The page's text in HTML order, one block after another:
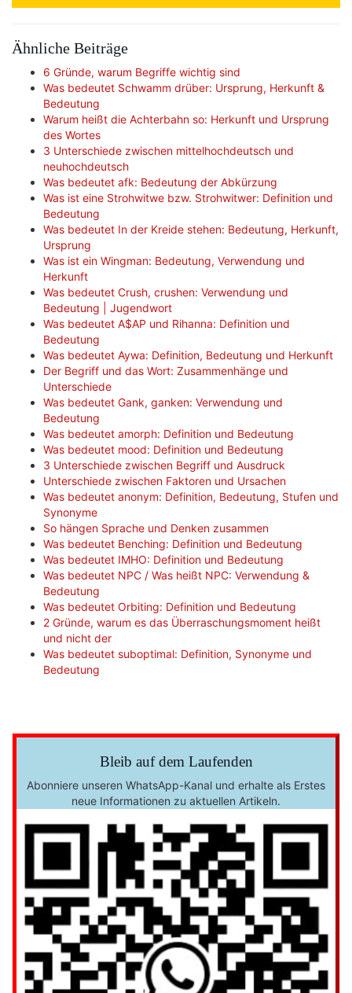
Ähnliche Beiträge
6 Gründe, warum Begriffe wichtig sind
Was bedeutet Schwamm drüber: Ursprung, Herkunft &
Bedeutung
Warum heißt die Achterbahn so: Herkunft und Ursprung
des Wortes
3 Unterschiede zwischen mittelhochdeutsch und
neuhochdeutsch
Was bedeutet afk: Bedeutung der Abkürzung
Was ist eine Strohwitwe bzw. Strohwitwer: Definition und
Bedeutung
Was bedeutet In der Kreide stehen: Bedeutung, Herkunft,
Ursprung
Was ist ein Wingman: Bedeutung, Verwendung und
Herkunft
Was bedeutet Crush, crushen: Verwendung und
Bedeutung | Jugendwort
Was bedeutet A$AP und Rihanna: Definition und
Bedeutung
Was bedeutet Aywa: Definition, Bedeutung und Herkunft
Der Begriff und das Wort: Zusammenhänge und
Unterschiede
Was bedeutet Gank, ganken: Verwendung und
Bedeutung
Was bedeutet amorph: Definition und Bedeutung
Was bedeutet mood: Definition und Bedeutung
3 Unterschiede zwischen Begriff und Ausdruck
Unterschiede zwischen Faktoren und Ursachen
Was bedeutet anonym: Definition, Bedeutung, Stufen und
Synonyme
So hängen Sprache und Denken zusammen
Was bedeutet Benching: Definition und Bedeutung
Was bedeutet IMHO: Definition und Bedeutung
Was bedeutet NPC / Was heißt NPC: Verwendung &
Bedeutung
Was bedeutet Orbiting: Definition und Bedeutung
2 Gründe, warum es das Überraschungsmoment heißt
und nicht der
Was bedeutet suboptimal: Definition, Synonyme und
Bedeutung
Bleib auf dem Laufenden
Abonniere unseren WhatsApp-Kanal und erhalte als Erstes
neue Informationen zu aktuellen Artikeln.